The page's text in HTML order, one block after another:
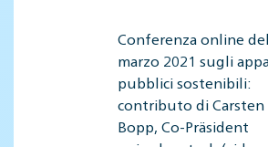
Conferenza online
marzo 2021 sugli
pubblici sostenibili:
contributo di Carsten
Bopp, Co-Präsident